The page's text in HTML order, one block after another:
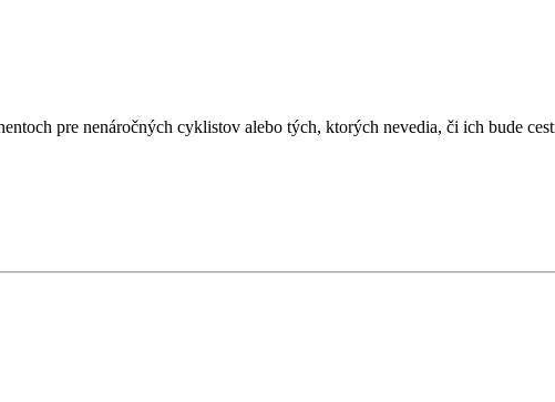
pre nenáročných cyklistov alebo tých, ktorých nevedia, či ich bude